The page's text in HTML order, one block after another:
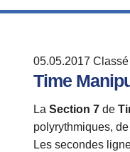
05.05.2017
Time
La Section 7 de
polyrythmiques,
Les secondes